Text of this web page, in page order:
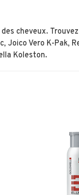
cheveux.
Joico Vero K-Pak,
Koleston.